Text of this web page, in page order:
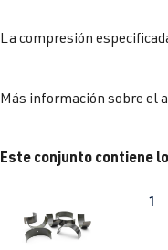
La compresión
Más información sobre el
Este conjunto contiene
1